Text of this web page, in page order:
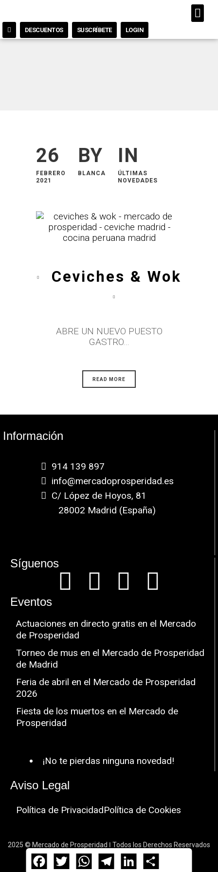
DESCUENTOS SUSCRÍBETE LOGIN
26
FEBRERO
2021
BY
BLANCA
IN
ÚLTIMAS
NOVEDADES
Ceviches & Wok
ABRE UN NUEVO PUESTO
GASTRO...
READ MORE
Información
914 139 897
info@mercadoprosperidad.es
C/ López de Hoyos, 81
28002 Madrid (España)
Síguenos
Eventos
Actuaciones en directo gratis en el Mercado
de Prosperidad
Torneo de mus en el Mercado de Prosperidad
de Madrid
Feria de abril en el Mercado de Prosperidad
2026
Fiesta de los muertos en el Mercado de
Prosperidad
¡No te pierdas ninguna novedad!
Aviso Legal
Política de PrivacidadPolítica de Cookies
2025 © Mercado de Prosperidad ǀ Todos los Derechos Reservados
Facebook
TwitterWhatsAppTelegramLinkedIn